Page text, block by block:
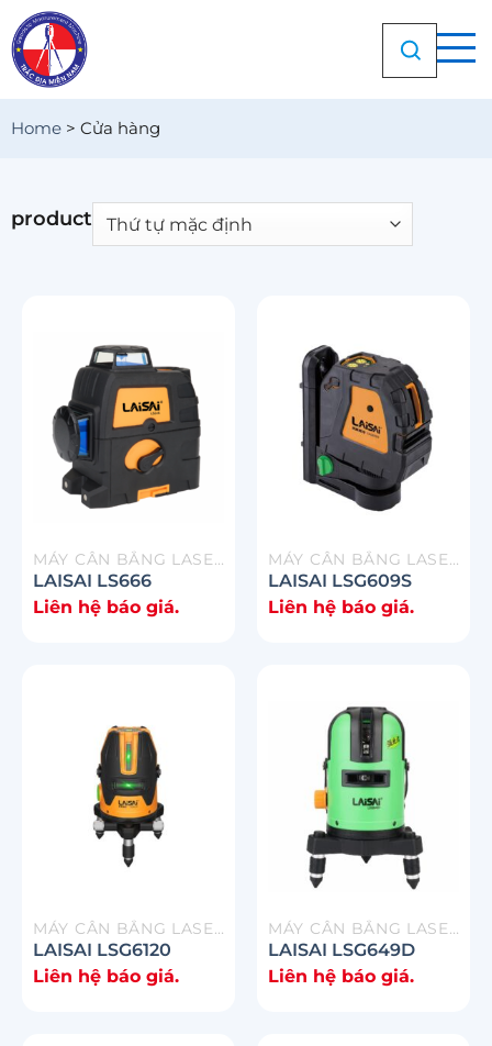
Chuyển
đến
nội
dung
Home > Cửa hàng
product
MÁY CÂN BẰNG LASER
LAISAI LS666
Liên hệ báo giá.
MÁY CÂN BẰNG LASER
LAISAI LSG609S
Liên hệ báo giá.
MÁY CÂN BẰNG LASER
LAISAI LSG6120
Liên hệ báo giá.
MÁY CÂN BẰNG LASER
LAISAI LSG649D
Liên hệ báo giá.